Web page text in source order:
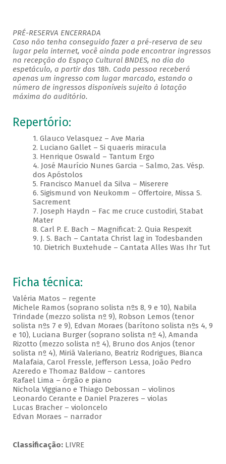
PRÉ-RESERVA ENCERRADA
Caso não tenha conseguido fazer a pré-reserva de seu
lugar pela internet, você ainda pode encontrar ingressos
na recepção do Espaço Cultural BNDES, no dia do
espetáculo, a partir das 18h. Cada pessoa receberá
apenas um ingresso com lugar marcado, estando o
número de ingressos disponíveis sujeito à lotação
máxima do auditório.
Repertório:
1. Glauco Velasquez – Ave Maria
2. Luciano Gallet – Si quaeris miracula
3. Henrique Oswald – Tantum Ergo
4. José Maurício Nunes Garcia – Salmo, 2as. Vésp.
dos Apóstolos
5. Francisco Manuel da Silva – Miserere
6. Sigismund von Neukomm – Offertoire, Missa S.
Sacrement
7. Joseph Haydn – Fac me cruce custodiri, Stabat
Mater
8. Carl P. E. Bach – Magnificat: 2. Quia Respexit
9. J. S. Bach – Cantata Christ lag in Todesbanden
10. Dietrich Buxtehude – Cantata Alles Was Ihr Tut
Ficha técnica:
Valéria Matos – regente
Michele Ramos (soprano solista nºs 8, 9 e 10), Nabila
Trindade (mezzo solista nº 9), Robson Lemos (tenor
solista nºs 7 e 9), Edvan Moraes (barítono solista nºs 4, 9
e 10), Luciana Burger (soprano solista nº 4), Amanda
Rizotto (mezzo solista nº 4), Bruno dos Anjos (tenor
solista nº 4), Miriã Valeriano, Beatriz Rodrigues, Bianca
Malafaia, Carol Fressle, Jefferson Lessa, João Pedro
Azeredo e Thomaz Baldow – cantores
Rafael Lima – órgão e piano
Nichola Viggiano e Thiago Debossan – violinos
Leonardo Cerante e Daniel Prazeres – violas
Lucas Bracher – violoncelo
Edvan Moraes – narrador
Classificação:LIVRE